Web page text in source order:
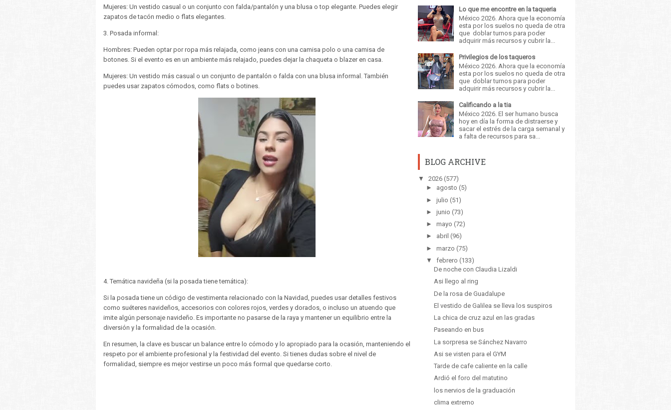
Mujeres: Un vestido casual o un conjunto con falda/pantalón y una blusa o top elegante. Puedes elegir
zapatos de tacón medio o flats elegantes.
3. Posada informal:
Hombres: Pueden optar por ropa más relajada, como jeans con una camisa polo o una camisa de
botones. Si el evento es en un ambiente más relajado, puedes dejar la chaqueta o blazer en casa.
Mujeres: Un vestido más casual o un conjunto de pantalón o falda con una blusa informal. También
puedes usar zapatos cómodos, como flats o botines.
4. Temática navideña (si la posada tiene temática):
Si la posada tiene un código de vestimenta relacionado con la Navidad, puedes usar detalles festivos
como suéteres navideños, accesorios con colores rojos, verdes y dorados, o incluso un atuendo que
imite algún personaje navideño. Es importante no pasarse de la raya y mantener un equilibrio entre la
diversión y la formalidad de la ocasión.
En resumen, la clave es buscar un balance entre lo cómodo y lo apropiado para la ocasión, manteniendo el
respeto por el ambiente profesional y la festividad del evento. Si tienes dudas sobre el nivel de
formalidad, siempre es mejor vestirse un poco más formal que quedarse corto.
Lo que me encontre en la taqueria
México 2026. Ahora que la economía
esta por los suelos no queda de otra
que doblar turnos para poder
adquirir más recursos y cubrir la...
Privilegios de los taqueros
México 2026. Ahora que la economía
esta por los suelos no queda de otra
que doblar turnos para poder
adquirir más recursos y cubrir la...
Calificando a la tia
México 2026. El ser humano busca
hoy en día la forma de distraerse y
sacar el estrés de la carga semanal y
a falta de recursos para sa...
BLOG ARCHIVE
▼ 2026 (577)
► agosto (5)
► julio (51)
► junio (73)
► mayo (72)
► abril (96)
► marzo (75)
▼
febrero (133)
De noche con Claudia Lizaldi
Asi llego al ring
De la rosa de Guadalupe
El vestido de Galilea se lleva los suspiros
La chica de cruz azul en las gradas
Paseando en bus
La sorpresa se Sánchez Navarro
Asi se visten para el GYM
Tarde de cafe caliente en la calle
Ardió el foro del matutino
los nervios de la graduación
clima extremo